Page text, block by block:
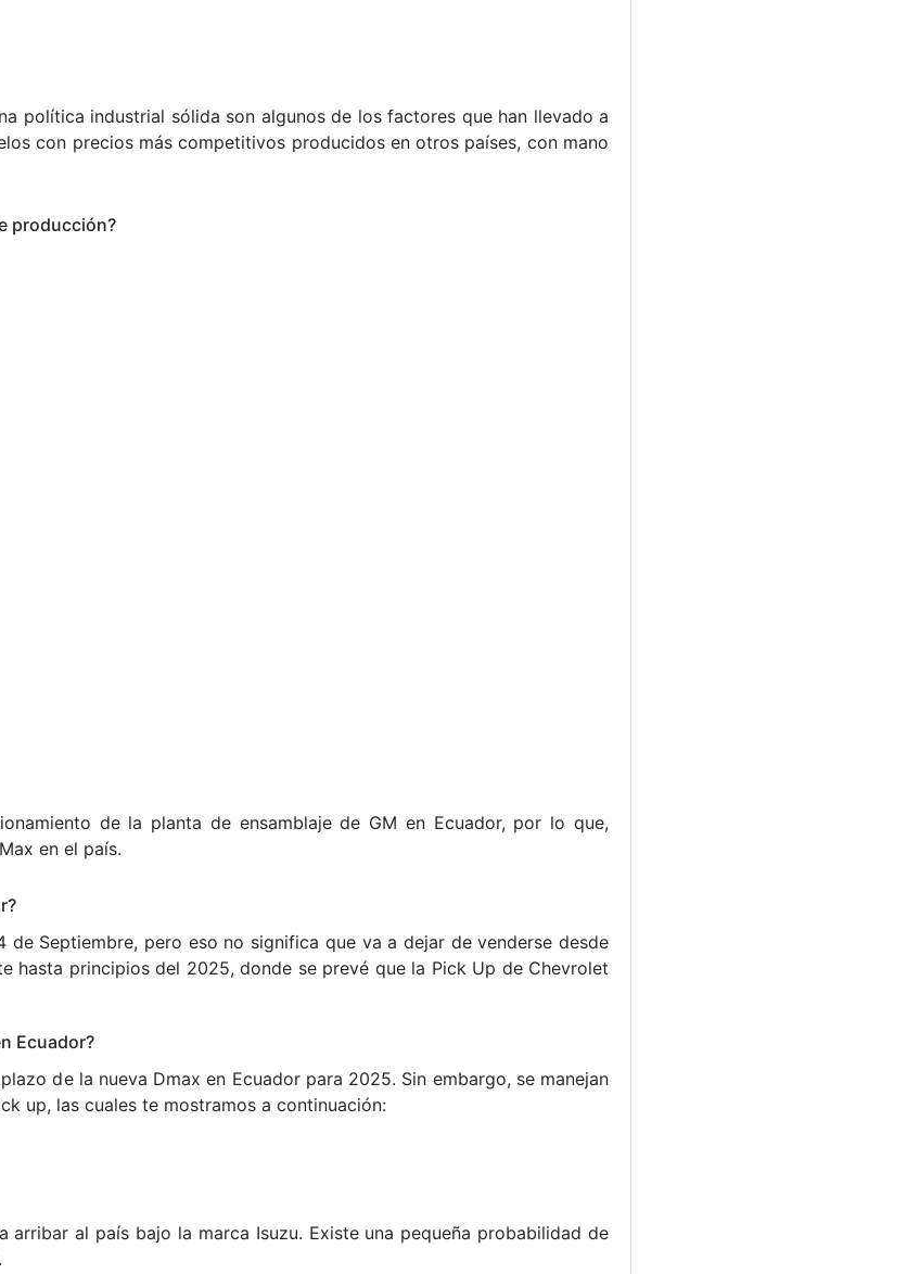
política industrial sólida son algunos de los factores que han llevado a
con precios más competitivos producidos en otros países, con mano
producción?
de la planta de ensamblaje de GM en Ecuador, por lo que,
en el país.
Septiembre, pero eso no significa que va a dejar de venderse desde
hasta principios del 2025, donde se prevé que la Pick Up de Chevrolet
Ecuador?
de la nueva Dmax en Ecuador para 2025. Sin embargo, se manejan
up, las cuales te mostramos a continuación:
arribar al país bajo la marca Isuzu. Existe una pequeña probabilidad de